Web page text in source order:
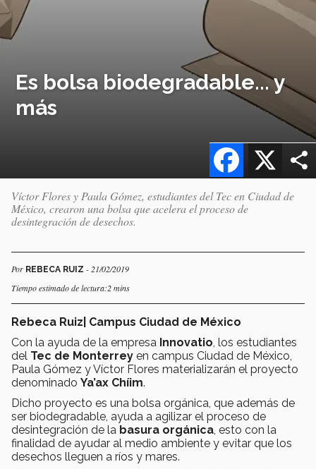
Es bolsa biodegradable... y
más
X
Facebook
Víctor Flores y Paula Gómez, estudiantes del Tec en Ciudad de
México, crearon una bolsa que acelera el proceso de
desintegración de desechos.
Por REBECA RUIZ - 21/02/2019
Tiempo estimado de lectura:2 mins
Rebeca Ruiz| Campus Ciudad de México
Con la ayuda de la empresa Innovatio , los estudiantes
del Tec de Monterrey en campus Ciudad de México,
Paula Gómez y Víctor Flores materializarán el proyecto
denominado Ya’ax Chíim.
Dicho proyecto es una bolsa orgánica, que además de
ser biodegradable, ayuda a agilizar el proceso de
desintegración de la basura orgánica , esto con la
finalidad de ayudar al medio ambiente y evitar que los
desechos lleguen a ríos y mares.